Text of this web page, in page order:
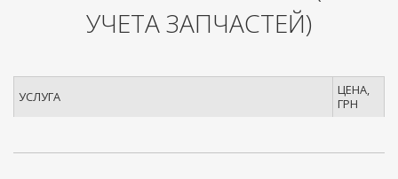
УЧЕТА ЗАПЧАСТЕЙ)
УСЛУГА
ЦЕНА,
ГРН